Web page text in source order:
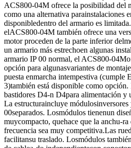
ACS800-04M ofrece la posibilidad del
como una alternativa parainstalaciones
disponibledentro del armario es
elACS800-04M también ofrece una
motor proceden de la parte inferior
un armario más estrechoen algunas
armario IP 00 normal, el ACS800-
opción para algunasvariantes de
puesta enmarcha intempestiva (cumple
3)también está disponible como
bastidores D4-n D4para alimentación y
La estructuraincluye
00separados. Losmódulos tienenun
muycompacto, quehace que la anchu-
frecuencia sea muy competitiva.Las
facilitansu traslado. Losmódulos